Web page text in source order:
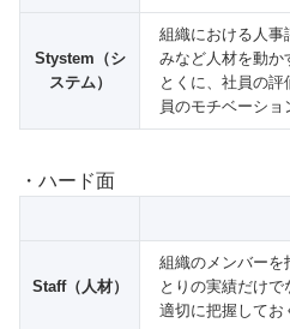
Stystem（シ
ステム）
組織における人事
みなど人材を動か
とくに、社員の
員のモチベーショ
・ハード面
Staff（人材）
組織のメンバーを
とりの実績だけ
適切に把握してお